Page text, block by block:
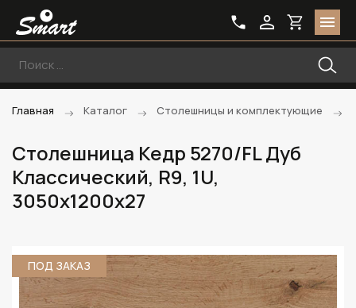
Главная Каталог Столешницы и комплектующие
Столешница Кедр 5270/FL Дуб
Классический, R9, 1U,
3050х1200х27
ПОД ЗАКАЗ